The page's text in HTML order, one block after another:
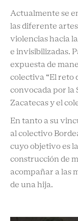
Actualmente se
las diferente
violencias hacia
e invisibilizadas.
expuesta de
colectiva “El reto
convocada por la
Zacatecas y el
En tanto a su
al colectivo
cuyo objetivo es
construcción de
acompañar a las
de una hija.